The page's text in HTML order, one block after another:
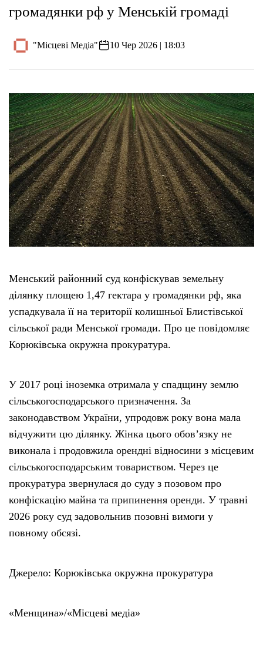
громадянки рф у Менській громаді
"Місцеві Медіа" 10 Чер 2026 | 18:03
Менський районний суд конфіскував земельну
ділянку площею 1,47 гектара у громадянки рф, яка
успадкувала її на території колишньої Блистівської
сільської ради Менської громади. Про це повідомляє
Корюківська окружна прокуратура.
У 2017 році іноземка отримала у спадщину землю
сільськогосподарського призначення. За
законодавством України, упродовж року вона мала
відчужити цю ділянку. Жінка цього обов’язку не
виконала і продовжила орендні відносини з місцевим
сільськогосподарським товариством. Через це
прокуратура звернулася до суду з позовом про
конфіскацію майна та припинення оренди. У травні
2026 року суд задовольнив позовні вимоги у
повному обсязі.
Джерело: Корюківська окружна прокуратура
«Менщина»/«Місцеві медіа»